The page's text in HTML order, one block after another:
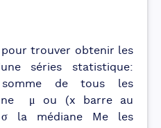
trouver obtenir les
séries statistique:
de tous les
μ ou (x barre au
σ la médiane Me les